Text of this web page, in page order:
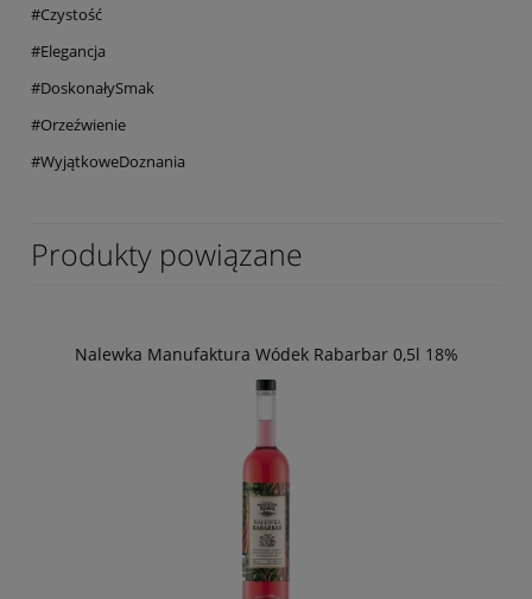
#Czystość
#Elegancja
#DoskonałySmak
#Orzeźwienie
#WyjątkoweDoznania
Produkty powiązane
Nalewka Manufaktura Wódek Rabarbar 0,5l 18%